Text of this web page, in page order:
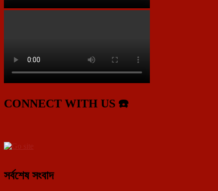
CONNECT WITH US ☎️
সর্বশেষ সংবাদ